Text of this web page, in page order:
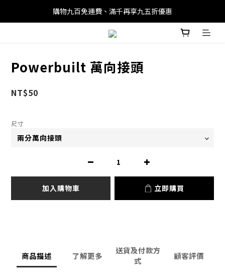
購物九百免運費、滿千再享九五折優惠
Powerbuilt 萬向接頭
NT$50
尺寸
加入購物車 立即購買
商品描述 了解更多
送貨及付款方
式
顧客評價